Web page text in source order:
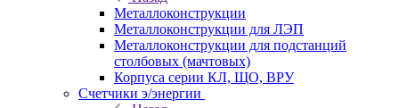
Металлоконструкции
Металлоконструкции для ЛЭП
Металлоконструкции для подстанций
столбовых (мачтовых)
Корпуса серии КЛ, ЩО, ВРУ
Счетчики э/энергии